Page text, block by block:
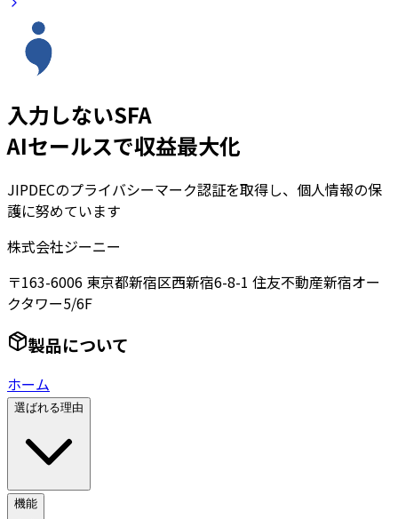
入力しないSFA
AIセールスで収益最大化
JIPDECのプライバシーマーク認証を取得し、個人情報の保
護に努めています
株式会社ジーニー
〒163-6006 東京都新宿区西新宿6-8-1 住友不動産新宿オー
クタワー5/6F
製品について
ホーム
選ばれる理由
機能